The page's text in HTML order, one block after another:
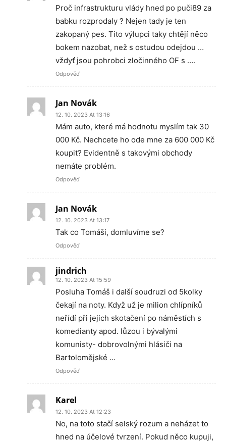
Proč infrastrukturu vlády hned po puči89 za
babku rozprodaly ? Nejen tady je ten
zakopaný pes. Tito výlupci taky chtějí něco
bokem nazobat, než s ostudou odejdou …
vždyť jsou pohrobci zločinného OF s ….
Odpověď
Jan Novák
12. 10. 2023 At 13:16
Mám auto, které má hodnotu myslím tak 30
000 Kč. Nechcete ho ode mne za 600 000 Kč
koupit? Evidentně s takovými obchody
nemáte problém.
Odpověď
Jan Novák
12. 10. 2023 At 13:17
Tak co Tomáši, domluvíme se?
Odpověď
jindrich
12. 10. 2023 At 15:59
Posluha Tomáš i další soudruzi od 5kolky
čekají na noty. Když už je milion chlípníků
neřídí při jejich skotačení po náměstích s
komedianty apod. lůzou i bývalými
komunisty- dobrovolnými hlásiči na
Bartolomějské …
Odpověď
Karel
12. 10. 2023 At 12:23
No, na toto stačí selský rozum a neházet to
hned na účelové tvrzení. Pokud něco kupuji,